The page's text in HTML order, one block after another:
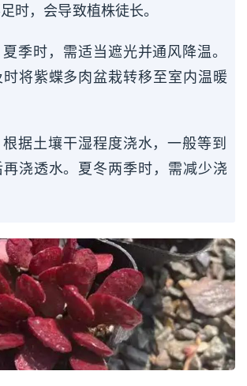
时，会导致植株徒长。
季时，需适当遮光并通风降温。
将紫蝶多肉盆栽转移至室内温暖
据土壤干湿程度浇水，一般等到
浇透水。夏冬两季时，需减少浇